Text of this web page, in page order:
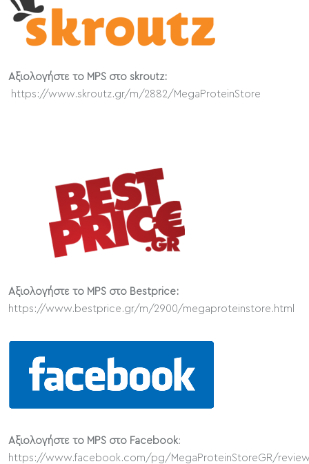
Αξιολογήστε το MPS στο skroutz:
https://www.skroutz.gr/m/2882/MegaProteinStore
Αξιολογήστε το MPS στο Bestprice:
https://www.bestprice.gr/m/2900/megaproteinstore.html
Αξιολογήστε το MPS στο Facebook:
https://www.facebook.com/pg/MegaProteinStoreGR/